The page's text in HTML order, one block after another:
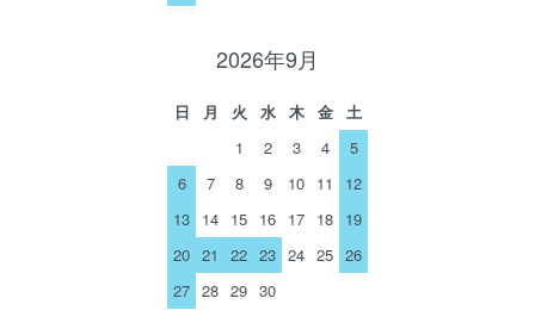
2026年9月
日 月 火 水 木 金
土
1
2 3 4
5
6
7 8 9 10 11
12
13 14 15 16 17 18 19
20 21 22 23 24 25 26
27 28 29 30